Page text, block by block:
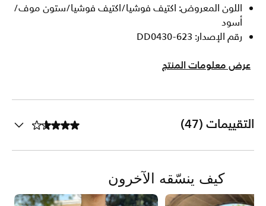
اللون المعروض: اكتيف فوشيا/اكتيف فوشيا/ستون موف/
أسود
رقم الإصدار: DD0430-623
عرض معلومات المنتج
التقييمات (47)